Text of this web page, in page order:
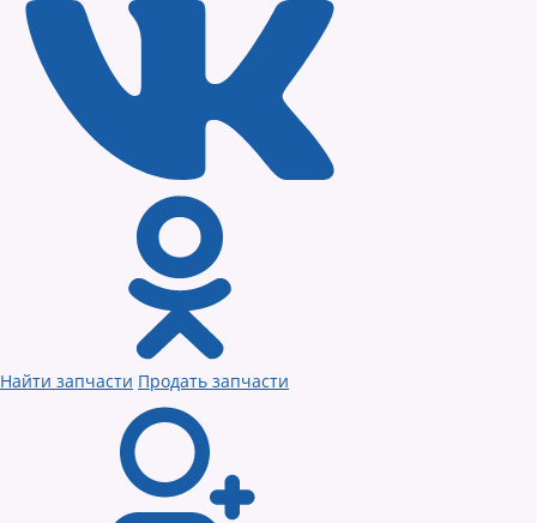
Найти запчасти Продать запчасти